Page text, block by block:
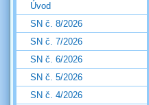
Úvod
SN č. 8/2026
SN č. 7/2026
SN č. 6/2026
SN č. 5/2026
SN č. 4/2026